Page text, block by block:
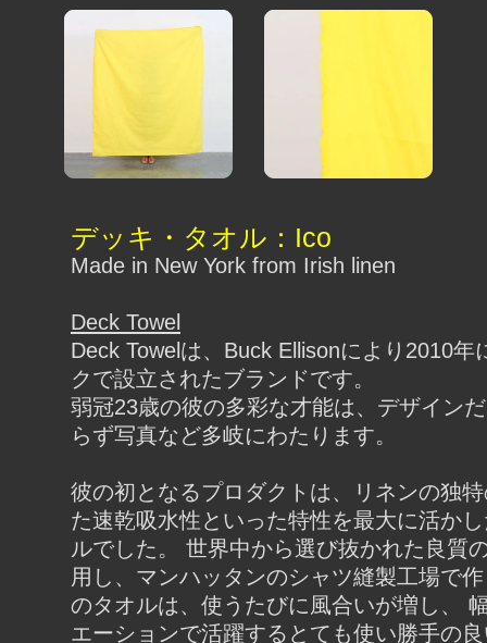
デッキ・タオル：Ico
Made in New York from Irish linen
Deck Towel
Deck Towelは、Buck Ellisonにより2010年
クで設立されたブランドです。
弱冠23歳の彼の多彩な才能は、デザイン
らず写真など多岐にわたります。
彼の初となるプロダクトは、リネンの独
た速乾吸水性といった特性を最大に活か
ルでした。 世界中から選び抜かれた良質
用し、マンハッタンのシャツ縫製工場で
のタオルは、使うたびに風合いが増し、
エーションで活躍するとても使い勝手の